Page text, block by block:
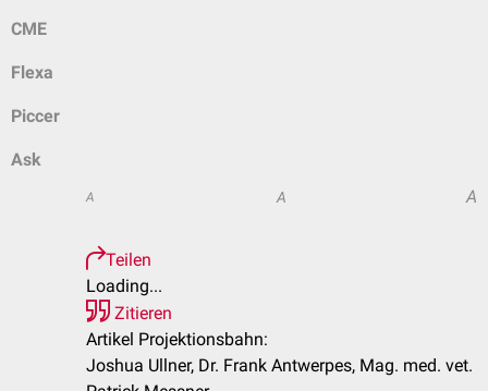
CME
Flexa
Piccer
Ask
A A A
Teilen
Loading...
Zitieren
Artikel Projektionsbahn:
Joshua Ullner, Dr. Frank Antwerpes, Mag. med. vet.